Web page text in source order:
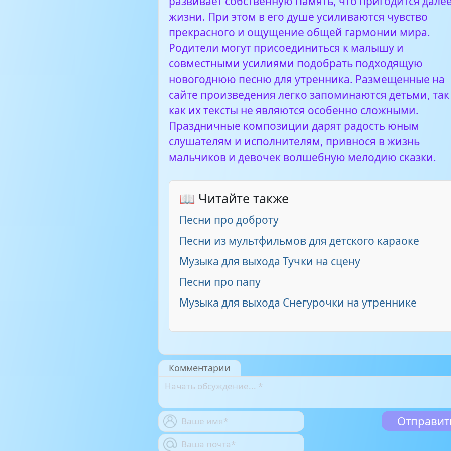
жизни. При этом в его душе усиливаются чувство
прекрасного и ощущение общей гармонии мира.
Родители могут присоединиться к малышу и
совместными усилиями подобрать подходящую
новогоднюю песню для утренника. Размещенные на
сайте произведения легко запоминаются детьми, так
как их тексты не являются особенно сложными.
Праздничные композиции дарят радость юным
слушателям и исполнителям, привнося в жизнь
мальчиков и девочек волшебную мелодию сказки.
📖 Читайте также
Песни про доброту
Песни из мультфильмов для детского караоке
Музыка для выхода Тучки на сцену
Песни про папу
Музыка для выхода Снегурочки на утреннике
Комментарии